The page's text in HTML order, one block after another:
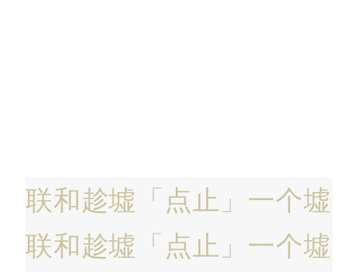
联和趁墟 「点止」一个墟
联和趁墟 「点止」一个墟